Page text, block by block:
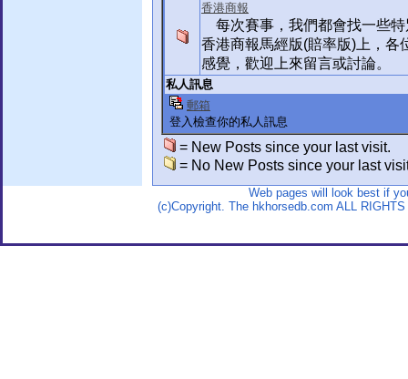
香港商報
每次賽事，我們都會找一些特
香港商報馬經版(賠率版)上，各
感覺，歡迎上來留言或討論。
私人訊息
郵箱
登入檢查你的私人訊息
= New Posts since your last visit.
= No New Posts since your last
Web pages will look best if
(c)Copyright. The hkhorsedb.com ALL